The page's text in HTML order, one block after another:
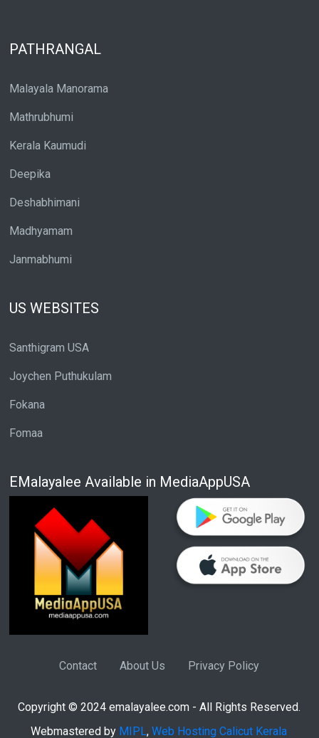
PATHRANGAL
Malayala Manorama
Mathrubhumi
Kerala Kaumudi
Deepika
Deshabhimani
Madhyamam
Janmabhumi
US WEBSITES
Santhigram USA
Joychen Puthukulam
Fokana
Fomaa
EMalayalee Available in MediaAppUSA
Contact About Us Privacy Policy
Copyright © 2024 emalayalee.com - All Rights Reserved.
Webmastered by MIPL, Web Hosting Calicut Kerala